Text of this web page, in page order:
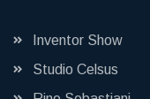
Inventor Show
Studio Celsus